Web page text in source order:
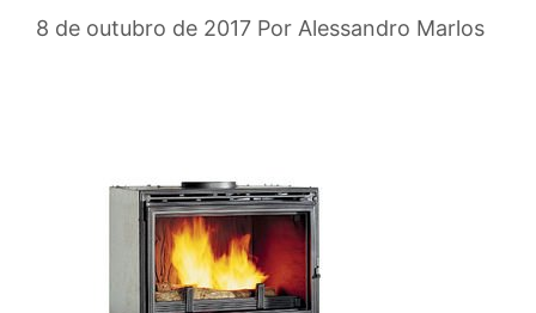
8 de outubro de 2017 Por Alessandro Marlos